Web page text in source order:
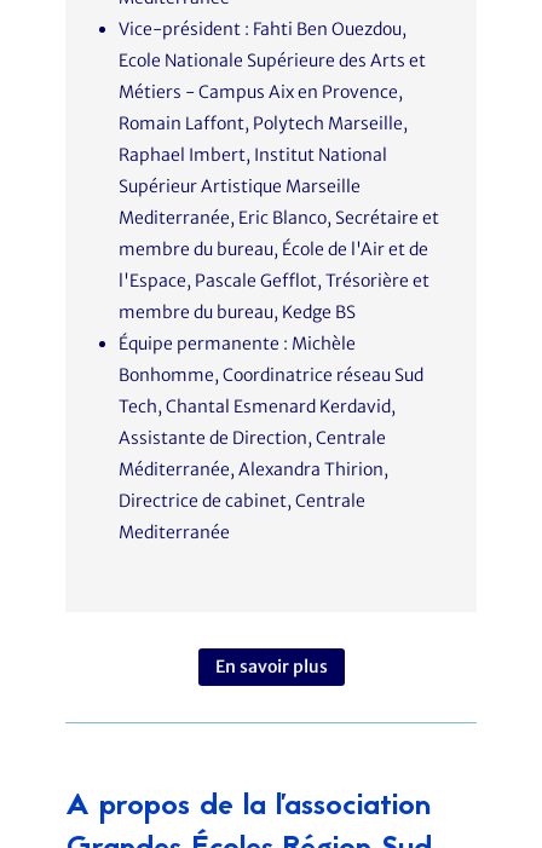
Vice-président : Fahti Ben Ouezdou,
Ecole Nationale Supérieure des Arts et
Métiers - Campus Aix en Provence,
Romain Laffont, Polytech Marseille,
Raphael Imbert, Institut National
Supérieur Artistique Marseille
Mediterranée, Eric Blanco, Secrétaire et
membre du bureau, École de l'Air et de
l'Espace, Pascale Gefflot, Trésorière et
membre du bureau, Kedge BS
Équipe permanente : Michèle
Bonhomme, Coordinatrice réseau Sud
Tech, Chantal Esmenard Kerdavid,
Assistante de Direction, Centrale
Méditerranée, Alexandra Thirion,
Directrice de cabinet, Centrale
Mediterranée
En savoir plus
A propos de la l'association